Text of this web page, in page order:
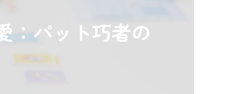
幼児
：パット巧者の